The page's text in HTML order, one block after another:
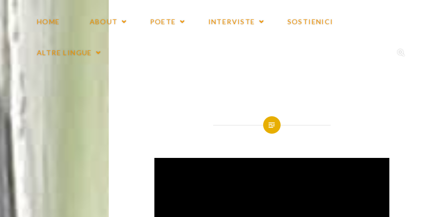
HOME ABOUT POETE INTERVISTE SOSTIENICI
ALTRE LINGUE